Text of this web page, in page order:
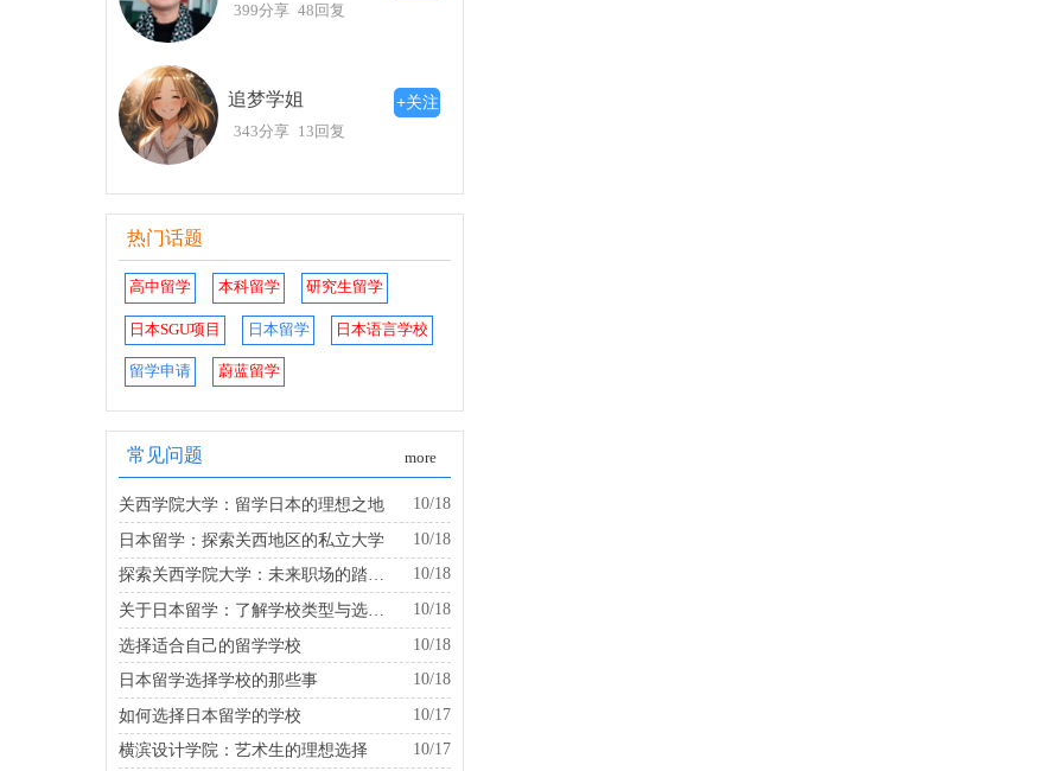
399分享 48回复
追梦学姐 +关注
343分享 13回复
热门话题
高中留学 本科留学 研究生留学
日本SGU项目 日本留学 日本语言学校
留学申请 蔚蓝留学
常见问题 more
关西学院大学：留学日本的理想之地
10/18
日本留学：探索关西地区的私立大学
10/18
探索关西学院大学：未来职场的踏板是什么？
10/18
10/18
选择适合自己的留学学校
10/18
日本留学选择学校的那些事
10/18
如何选择日本留学的学校
10/17
横滨设计学院：艺术生的理想选择
10/17